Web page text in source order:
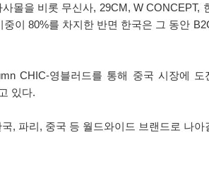
몰을 비롯 무신사, 29CM, W CONCEPT,
이 80%를 차지한 반면 한국은 그 동안
CHIC-영블러드를 통해 중국 시장에
있다.
, 파리, 중국 등 월드와이드 브랜드로 나아